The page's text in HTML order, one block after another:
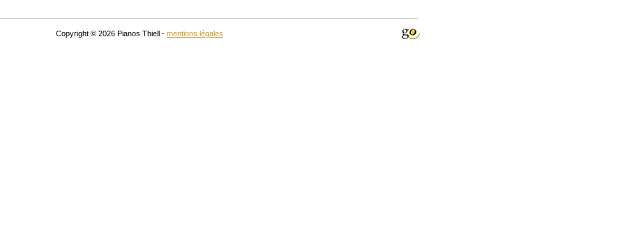
Copyright © 2026 Pianos Thiell - mentions légales